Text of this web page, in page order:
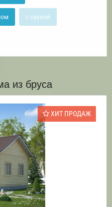
с сауной
из бруса
ХИТ ПРОДАЖ